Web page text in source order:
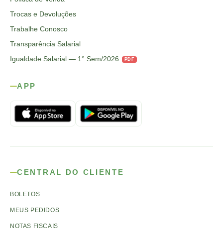
Trocas e Devoluções
Trabalhe Conosco
Transparência Salarial
Igualdade Salarial — 1° Sem/2026
PDF
APP
CENTRAL DO CLIENTE
BOLETOS
MEUS PEDIDOS
NOTAS FISCAIS